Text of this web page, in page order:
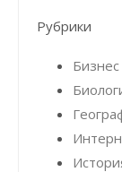
Рубрики
Бизнес